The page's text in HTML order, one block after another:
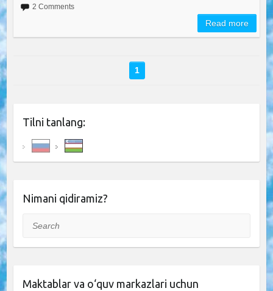
2 Comments
Read more
1
Tilni tanlang:
Nimani qidiramiz?
Search
Maktablar va o‘quv markazlari uchun